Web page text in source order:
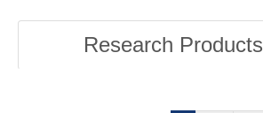
Research Products